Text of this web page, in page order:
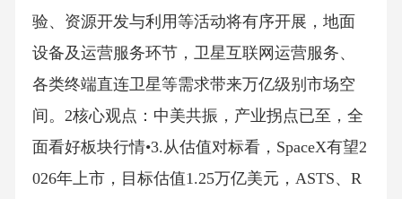
验、资源开发与利用等活动将有序开展，地面
设备及运营服务环节，卫星互联网运营服务、
各类终端直连卫星等需求带来万亿级别市场空
间。2核心观点：中美共振，产业拐点已至，全
面看好板块行情•3.从估值对标看，SpaceX有望2
026年上市，目标估值1.25万亿美元，ASTS、R